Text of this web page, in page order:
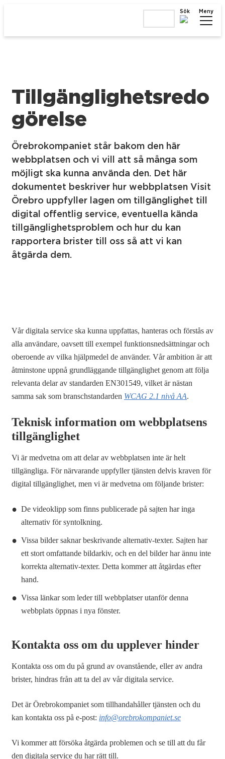
Sök Meny
Tillgänglighetsredo
görelse
Örebrokompaniet står bakom den här
webbplatsen och vi vill att så många som
möjligt ska kunna använda den. Det här
dokumentet beskriver hur webbplatsen Visit
Örebro uppfyller lagen om tillgänglighet till
digital offentlig service, eventuella kända
tillgänglighetsproblem och hur du kan
rapportera brister till oss så att vi kan
åtgärda dem.
Vår digitala service ska kunna uppfattas, hanteras och förstås av
alla användare, oavsett till exempel funktionsnedsättningar och
oberoende av vilka hjälpmedel de använder. Vår ambition är att
åtminstone uppnå grundläggande tillgänglighet genom att följa
relevanta delar av standarden EN301549, vilket är nästan
samma sak som branschstandarden WCAG 2.1 nivå AA.
Teknisk information om webbplatsens
tillgänglighet
Vi är medvetna om att delar av webbplatsen inte är helt
tillgängliga. För närvarande uppfyller tjänsten delvis kraven för
digital tillgänglighet, men vi är medvetna om följande brister:
De videoklipp som finns publicerade på sajten har inga
alternativ för syntolkning.
Vissa bilder saknar beskrivande alternativ-texter. Sajten har
ett stort omfattande bildarkiv, och en del bilder har ännu inte
korrekta alternativ-texter. Detta kommer att åtgärdas efter
hand.
Vissa länkar som leder till webbplatser utanför denna
webbplats öppnas i nya fönster.
Kontakta oss om du upplever hinder
Kontakta oss om du på grund av ovanstående, eller av andra
brister, hindras från att ta del av vår digitala service.
Det är Örebrokompaniet som tillhandahåller tjänsten och du
kan kontakta oss på e-post: info@orebrokompaniet.se
Vi kommer att försöka åtgärda problemen och se till att du får
den digitala service du har rätt till.